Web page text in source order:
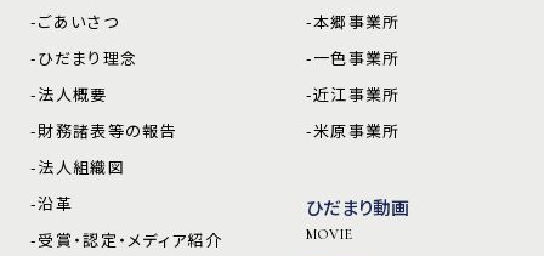
-ごあいさつ
-ひだまり理念
-法人概要
-財務諸表等の報告
-法人組織図
-沿革
-受賞・認定・メディア紹介
-本郷事業所
-一色事業所
-近江事業所
-米原事業所
ひだまり動画
MOVIE